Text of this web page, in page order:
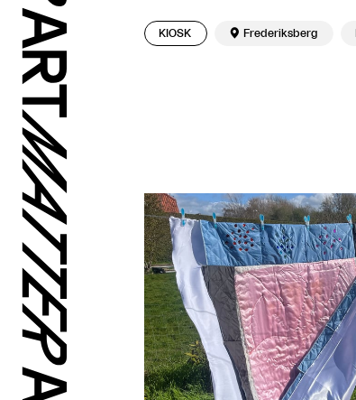
KIOSK  Frederiksberg